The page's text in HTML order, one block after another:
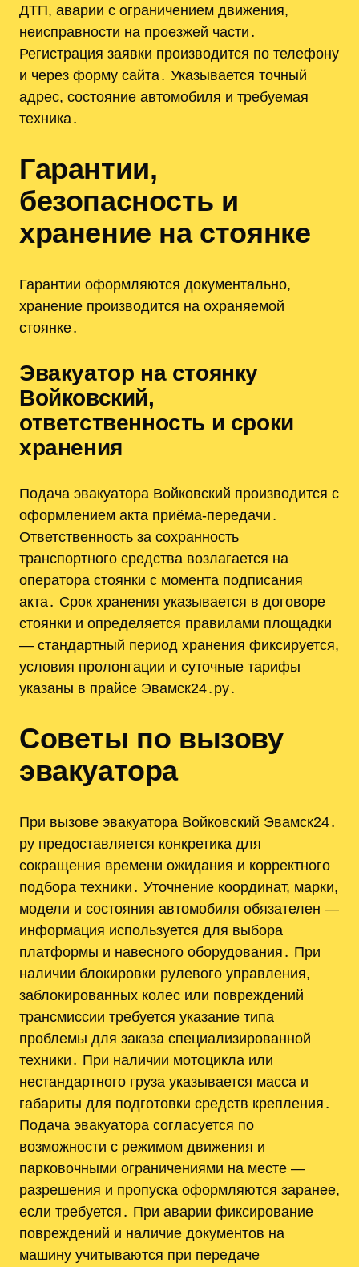
ДТП, аварии с ограничением движения,
неисправности на проезжей части․
Регистрация заявки производится по телефону
и через форму сайта․ Указывается точный
адрес, состояние автомобиля и требуемая
техника․
Гарантии,
безопасность и
хранение на стоянке
Гарантии оформляются документально,
хранение производится на охраняемой
стоянке․
Эвакуатор на стоянку
Войковский,
ответственность и сроки
хранения
Подача эвакуатора Войковский производится с
оформлением акта приёма-передачи․
Ответственность за сохранность
транспортного средства возлагается на
оператора стоянки с момента подписания
акта․ Срок хранения указывается в договоре
стоянки и определяется правилами площадки
— стандартный период хранения фиксируется,
условия пролонгации и суточные тарифы
указаны в прайсе Эвамск24․ру․
Советы по вызову
эвакуатора
При вызове эвакуатора Войковский Эвамск24․
ру предоставляется конкретика для
сокращения времени ожидания и корректного
подбора техники․ Уточнение координат, марки,
модели и состояния автомобиля обязателен —
информация используется для выбора
платформы и навесного оборудования․ При
наличии блокировки рулевого управления,
заблокированных колес или повреждений
трансмиссии требуется указание типа
проблемы для заказа специализированной
техники․ При наличии мотоцикла или
нестандартного груза указывается масса и
габариты для подготовки средств крепления․
Подача эвакуатора согласуется по
возможности с режимом движения и
парковочными ограничениями на месте —
разрешения и пропуска оформляются заранее,
если требуется․ При аварии фиксирование
повреждений и наличие документов на
машину учитываются при передаче